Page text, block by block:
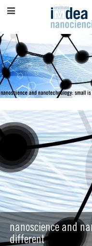
nanoscience and
different